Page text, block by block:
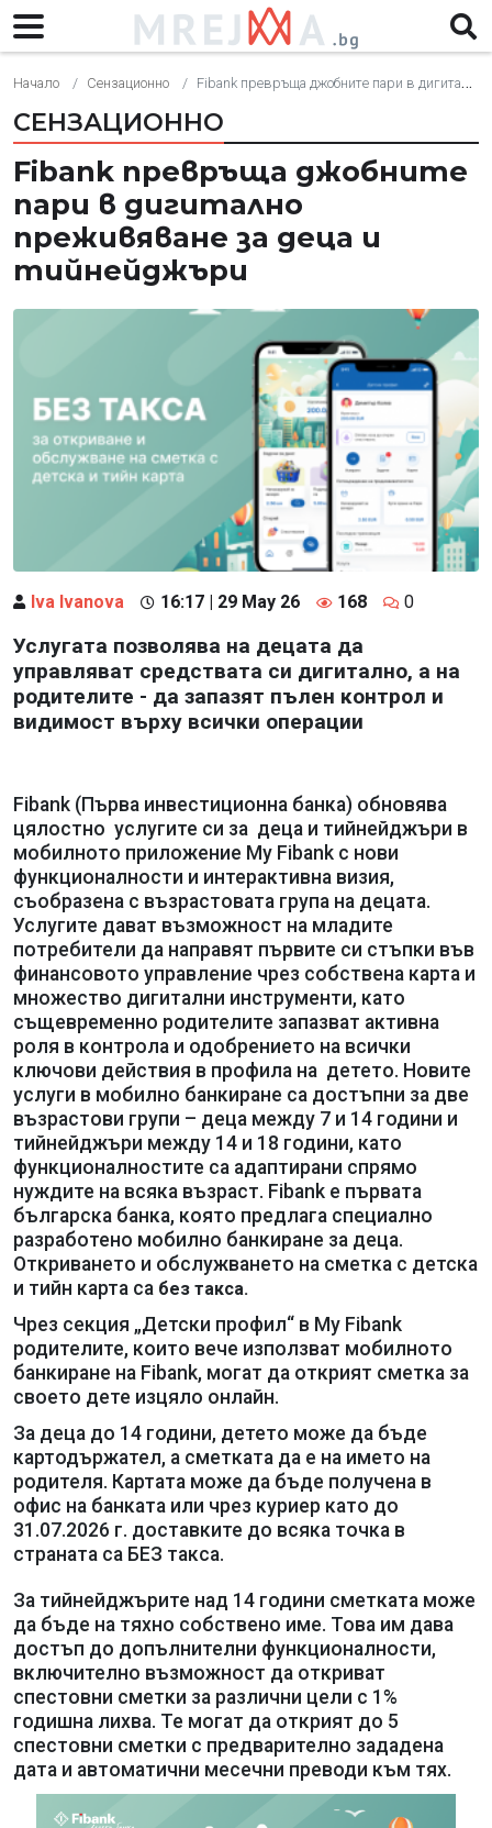
Начало Сензационно Fibank превръща джобните пари в дигитално преживяване за деца и тийнейджъри
СЕНЗАЦИОННО
Fibank превръща джобните
пари в дигитално
преживяване за деца и
тийнейджъри
Iva Ivanova 16:17 | 29 May 26 168 0
Услугата позволява на децата да
управляват средствата си дигитално, а на
родителите - да запазят пълен контрол и
видимост върху всички операции
Fibank (Първа инвестиционна банка) обновява
цялостно услугите си за деца и тийнейджъри в
мобилното приложение My Fibank с нови
функционалности и интерактивна визия,
съобразена с възрастовата група на децата.
Услугите дават възможност на младите
потребители да направят първите си стъпки във
финансовото управление чрез собствена карта и
множество дигитални инструменти, като
същевременно родителите запазват активна
роля в контрола и одобрението на всички
ключови действия в профила на детето. Новите
услуги в мобилно банкиране са достъпни за две
възрастови групи – деца между 7 и 14 години и
тийнейджъри между 14 и 18 години, като
функционалностите са адаптирани спрямо
нуждите на всяка възраст. Fibank e първата
българска банка, която предлага специално
разработено мобилно банкиране за деца.
Откриването и обслужването на сметка с детска
и тийн карта са без такса.
Чрез секция „Детски профил“ в My Fibank
родителите, които вече използват мобилното
банкиране на Fibank, могат да открият сметка за
своето дете изцяло онлайн.
За деца до 14 години, детето може да бъде
картодържател, а сметката да е на името на
родителя. Картата може да бъде получена в
офис на банката или чрез куриер като до
31.07.2026 г. доставките до всяка точка в
страната са БЕЗ такса.
За тийнейджърите над 14 години сметката може
да бъде на тяхно собствено име. Това им дава
достъп до допълнителни функционалности,
включително възможност да откриват
спестовни сметки за различни цели с 1%
годишна лихва. Те могат да открият до 5
спестовни сметки с предварително зададена
дата и автоматични месечни преводи към тях.